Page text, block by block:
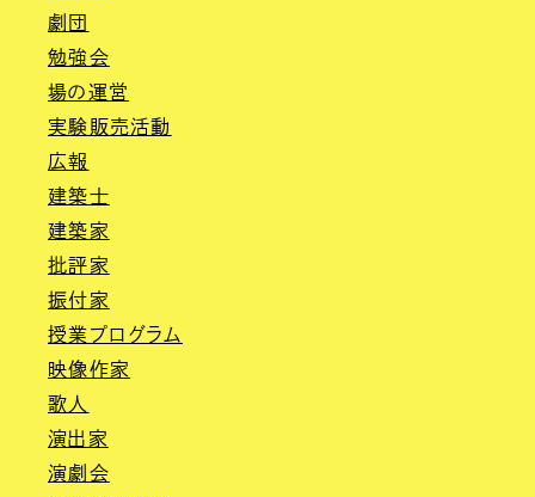
劇団
勉強会
場の運営
実験販売活動
広報
建築士
建築家
批評家
振付家
授業プログラム
映像作家
歌人
演出家
演劇会